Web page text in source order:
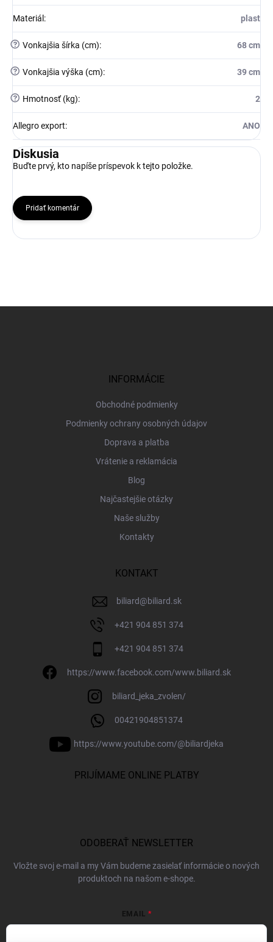
Materiál : plast
? Vonkajšia šírka (cm): 68 cm
? Vonkajšia výška (cm): 39 cm
? Hmotnosť (kg): 2
Allegro export: ANO
Diskusia
Buďte prvý, kto napíše príspevok k tejto položke.
Pridať komentár
INFORMÁCIE
Obchodné podmienky
Podmienky ochrany osobných údajov
Doprava a platba
Vrátenie a reklamácia
Blog
Najčastejšie otázky
Naše služby
Kontakty
KONTAKT
biliard@biliard.sk
+421 904 851 374
+421 904 851 374
https://www.facebook.com/www.biliard.sk
biliard_jeka_zvolen/
00421904851374
https://www.youtube.com/@biliardjeka
PRIJÍMAME ONLINE PLATBY
ODOBERAŤ NEWSLETTER
Vložte svoj e-mail a my Vám budeme zasielať informácie o nových
produktoch na našom e-shope.
EMAIL